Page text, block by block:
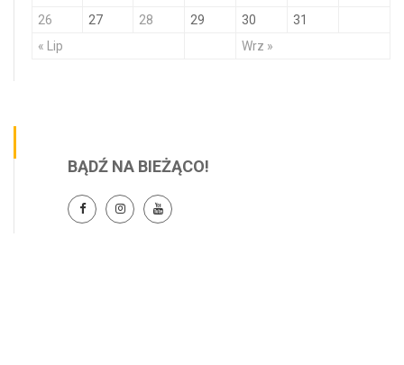
« Lip Wrz »
26
27 28 29 30 31
BĄDŹ NA BIEŻĄCO!